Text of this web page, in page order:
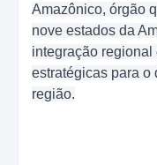
Amazônico, órgão
nove estados da
integração regional
estratégicas para o
região.